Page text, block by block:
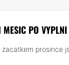
MESIC PO VYPLNI
prosince